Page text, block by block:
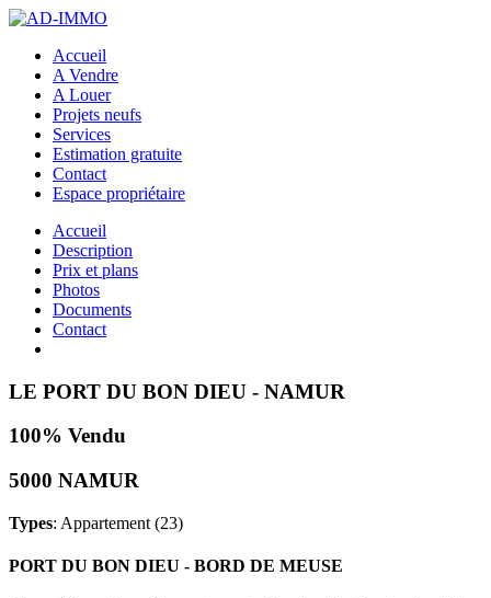
Accueil
A Vendre
A Louer
Projets neufs
Services
Estimation gratuite
Contact
Espace propriétaire
Accueil
Description
Prix et plans
Photos
Documents
Contact
LE PORT DU BON DIEU - NAMUR
100% Vendu
5000 NAMUR
Types: Appartement (23)
PORT DU BON DIEU - BORD DE MEUSE